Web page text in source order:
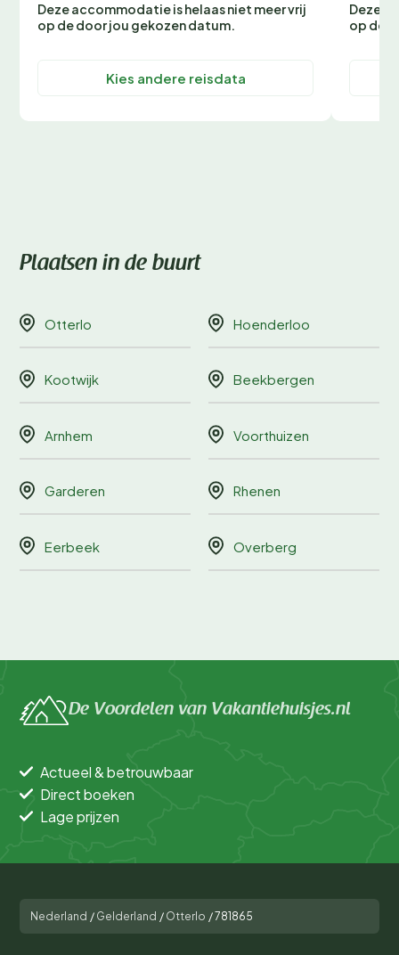
Deze accommodatie is helaas niet meer vrij
op de door jou gekozen datum.
Kies andere reisdata
Deze
op de
Plaatsen in de buurt
Otterlo Hoenderloo
Kootwijk Beekbergen
Arnhem Voorthuizen
Garderen Rhenen
Eerbeek Overberg
De Voordelen van Vakantiehuisjes.nl
Actueel & betrouwbaar
Direct boeken
Lage prijzen
Nederland / Gelderland / Otterlo /781865